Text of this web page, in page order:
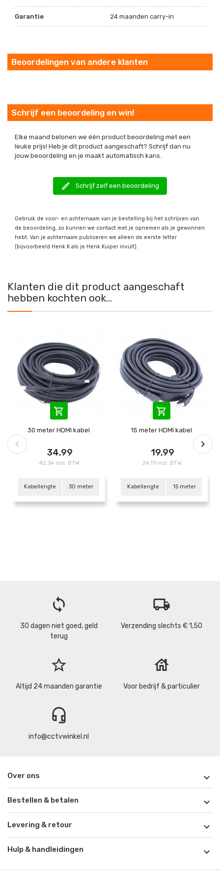
Garantie 24 maanden carry-in
Beoordelingen van andere klanten
Schrijf een beoordeling en win!
Elke maand belonen we één product beoordeling met een
leuke prijs! Heb je dit product aangeschaft? Schrijf dan nu
jouw beoordeling en je maakt automatisch kans.
edit Schrijf zelf een beoordeling
Gebruik de voor- en achternaam van je bestelling bij het schrijven van
de beoordeling, zo kunnen we contact met je opnemen als je gewonnen
hebt. Van je achternaam publiceren we alleen de eerste letter
(bijvoorbeeld Henk K als je Henk Kuiper invult).
Klanten die dit product aangeschaft
hebben kochten ook...

30 meter HDMI kabel
34,99
42,34 incl. BTW
Kabellengte 30 meter

15 meter HDMI kabel
19,99
24,19 incl. BTW
Kabellengte 15 meter
loop
30 dagen niet goed, geld
terug
local_shipping
Verzending slechts € 1,50
star_border
Altijd 24 maanden garantie
house
Voor bedrijf & particulier
headset_mic
info@cctvwinkel.nl
Over ons 
Bestellen & betalen 
Levering & retour 
Hulp & handleidingen 